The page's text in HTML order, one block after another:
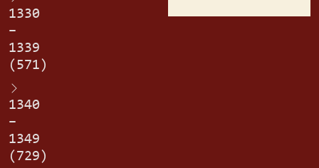
1330
–
1339
(571)
1340
–
1349
(729)